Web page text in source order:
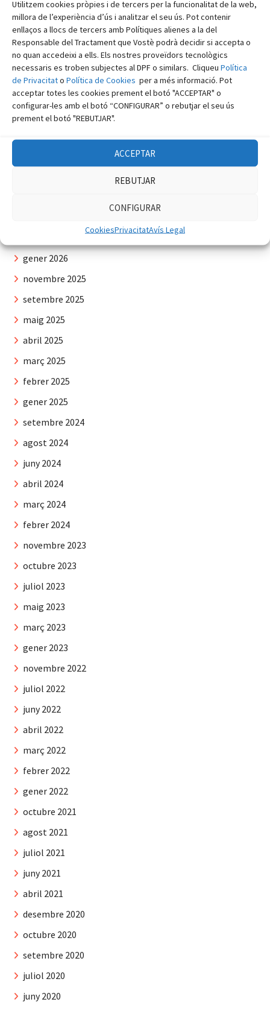
Utilitzem cookies pròpies i de tercers per la funcionalitat de la web,
millora de l’experiència d’ús i analitzar el seu ús. Pot contenir
enllaços a llocs de tercers amb Polítiques alienes a la del
Responsable del Tractament que Vostè podrà decidir si accepta o
no quan accedeixi a ells. Els nostres proveïdors tecnològics
necessaris es troben subjectes al DPF o similars. Cliqueu Política
de Privacitato Política de Cookies per a més informació. Pot
acceptar totes les cookies prement el botó "ACCEPTAR" o
configurar-les amb el botó “CONFIGURAR” o rebutjar el seu ús
prement el botó "REBUTJAR".
ACCEPTAR
REBUTJAR
CONFIGURAR
CookiesPrivacitatAvís Legal
Comentaris recents
EA3GEO, Daniel Solé RicoenRecopilació digital gener
2019
adminenAplicació Android que permet accedir a
reflectors DSTAR
adminenMicro satèl·lit D-STAR ONE
Arxius
gener 2026
novembre 2025
setembre 2025
maig 2025
abril 2025
març 2025
febrer 2025
gener 2025
setembre 2024
agost 2024
juny 2024
abril 2024
març 2024
febrer 2024
novembre 2023
octubre 2023
juliol 2023
maig 2023
març 2023
gener 2023
novembre 2022
juliol 2022
juny 2022
abril 2022
març 2022
febrer 2022
gener 2022
octubre 2021
agost 2021
juliol 2021
juny 2021
abril 2021
desembre 2020
octubre 2020
setembre 2020
juliol 2020
juny 2020